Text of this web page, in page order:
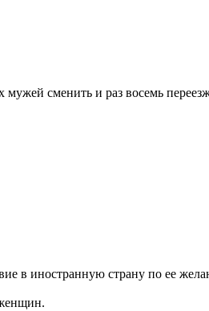
мужей сменить и раз восемь
в иностранную страну по ее